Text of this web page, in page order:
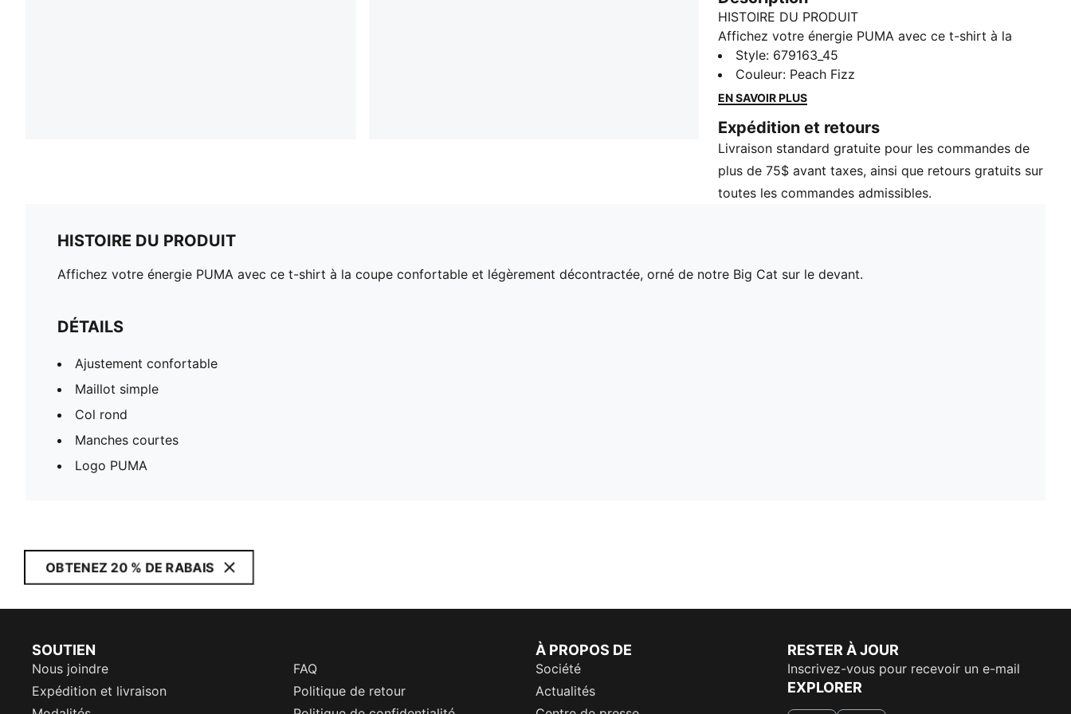
HISTOIRE DU PRODUIT
Affichez votre énergie PUMA avec ce t-shirt à la
coupe confortable et légèrement décontractée, orné
de notre Big Cat sur le devant.
DÉTAILS
Maillot simple
Col rond
Manches courtes
Logo PUMA
Style: 679163_45
Couleur: Peach Fizz
EN SAVOIR PLUS
Expédition et retours
Livraison standard gratuite pour les commandes de
plus de 75$ avant taxes, ainsi que retours gratuits sur
toutes les commandes admissibles.
HISTOIRE DU PRODUIT
Affichez votre énergie PUMA avec ce t-shirt à la coupe confortable et légèrement décontractée, orné de notre Big Cat sur le devant.
DÉTAILS
Ajustement confortable
Maillot simple
Col rond
Manches courtes
Logo PUMA
OBTENEZ 20 % DE RABAIS
SOUTIEN
Nous joindre
FAQ
Expédition et livraison
Politique de retour
À PROPOS DE
Société
Actualités
RESTER À JOUR
Inscrivez-vous pour recevoir un e-mail
EXPLORER